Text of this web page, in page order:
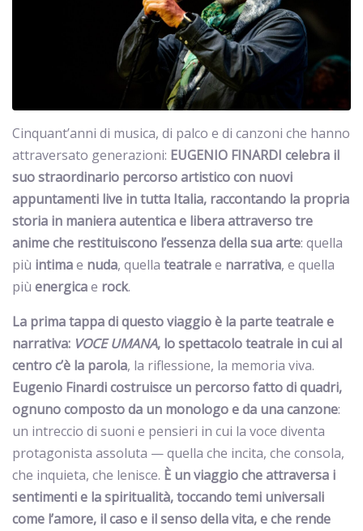
Cinquant’anni di musica, di palco e di canzoni che hanno
attraversato generazioni: EUGENIO FINARDI celebra il
suo straordinario percorso artistico con nuovi
appuntamenti live in tutta Italia, raccontando la propria
storia in maniera autentica e libera attraverso tre
anime che restituiscono l’essenza della sua arte: quella
più intimae nuda, quella teatralee narrativa, e quella
più energicae rock.
La prima tappa di questo viaggio è la parte teatrale e
narrativa: VOCE UMANA, lo spettacolo teatrale in cui al
centro c’è la parola, la riflessione, la memoria viva.
Eugenio Finardi costruisce un percorso fatto di quadri,
ognuno composto da un monologo e da una canzone:
un intreccio di suoni e pensieri in cui la voce diventa
protagonista assoluta — quella che incita, che consola,
che inquieta, che lenisce. È un viaggio che attraversa i
sentimenti e la spiritualità, toccando temi universali
come l’amore, il caso e il senso della vita, e che rende